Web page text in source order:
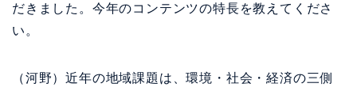
だきました。今年のコンテンツの特長を教えてくださ
い。
（河野）近年の地域課題は、環境・社会・経済の三側